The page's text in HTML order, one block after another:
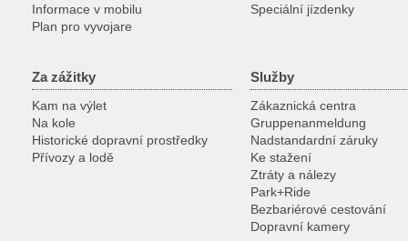
Informace v mobilu
Plan pro vyvojare
Speciální jízdenky
Za zážitky
Kam na výlet
Na kole
Historické dopravní prostředky
Přívozy a lodě
Služby
Zákaznická centra
Gruppenanmeldung
Nadstandardní záruky
Ke stažení
Ztráty a nálezy
Park+Ride
Bezbariérové cestování
Dopravní kamery